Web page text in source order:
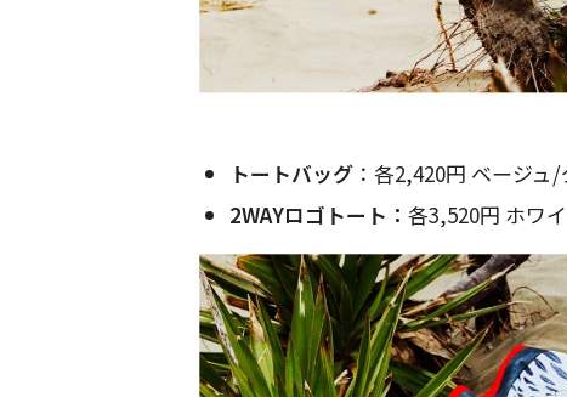
トートバッグ ：各2,420円 ベージュ
2WAYロゴトート： 各3,520円 ホワ